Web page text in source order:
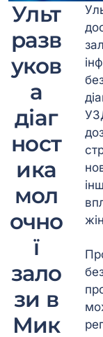
Ульт
разв
уков
а
діаг
ност
ика
мол
очно
ї
зало
зи в
Мик